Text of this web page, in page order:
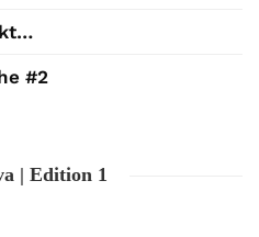
#2
| Edition 1